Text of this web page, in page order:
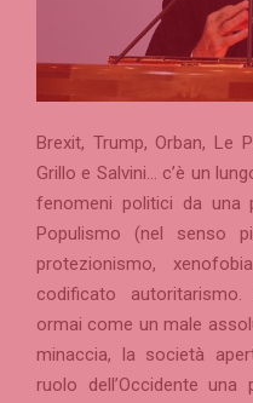
Brexit, Trump, Orban, Le
Grillo e Salvini… c’è un
fenomeni politici da una
Populismo (nel senso
protezionismo,
codificato
ormai come un male
minaccia, la società
ruolo dell’Occidente una